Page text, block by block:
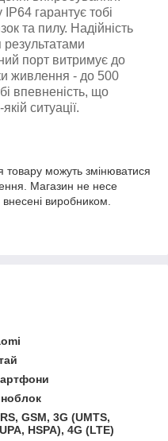
IP64 гарантує тобі
та пилу. Надійність
результатами
порт витримує до
живлення - до 500
впевненість, що
ситуації.
товару можуть змінюватися
Магазин не несе
внесені виробником.
GSM, 3G (UMTS,
HSPA), 4G (LTE)